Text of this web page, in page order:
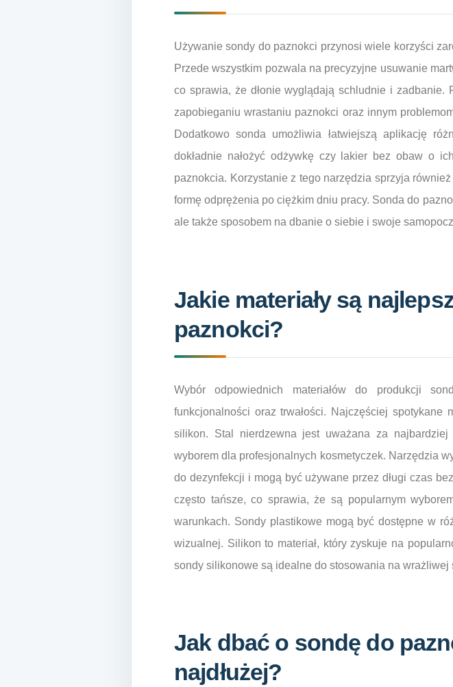
Używanie sondy do paznokci przynosi wiele korzyści
Przede wszystkim pozwala na precyzyjne usuwanie
co sprawia, że dłonie wyglądają schludnie i
zapobieganiu wrastaniu paznokci oraz innym
Dodatkowo sonda umożliwia łatwiejszą aplikację
dokładnie nałożyć odżywkę czy lakier bez obaw o
paznokcia. Korzystanie z tego narzędzia sprzyja
formę odprężenia po ciężkim dniu pracy. Sonda do
ale także sposobem na dbanie o siebie i swoje
Jakie materiały są
paznokci?
Wybór odpowiednich materiałów do produkcji
funkcjonalności oraz trwałości. Najczęściej spotykane
silikon. Stal nierdzewna jest uważana za
wyborem dla profesjonalnych kosmetyczek. Narzędzia
do dezynfekcji i mogą być używane przez długi czas
często tańsze, co sprawia, że są popularnym
warunkach. Sondy plastikowe mogą być dostępne w
wizualnej. Silikon to materiał, który zyskuje na
sondy silikonowe są idealne do stosowania na
Jak dbać o sondę do
najdłużej?